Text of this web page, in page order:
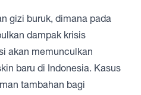
gizi buruk, dimana pada
dampak krisis
akan memunculkan
baru di Indonesia. Kasus
tambahan bagi